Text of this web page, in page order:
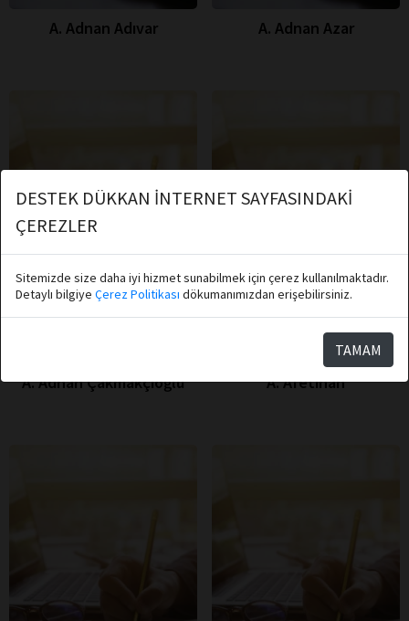
A. Adnan Adıvar A. Adnan Azar
A. Adnan Çakmakçıoğlu A. Afetinan
DESTEK DÜKKAN İNTERNET SAYFASINDAKİ
ÇEREZLER
Sitemizde size daha iyi hizmet sunabilmek için çerez kullanılmaktadır.
Detaylı bilgiye Çerez Politikası dökumanımızdan erişebilirsiniz.
TAMAM